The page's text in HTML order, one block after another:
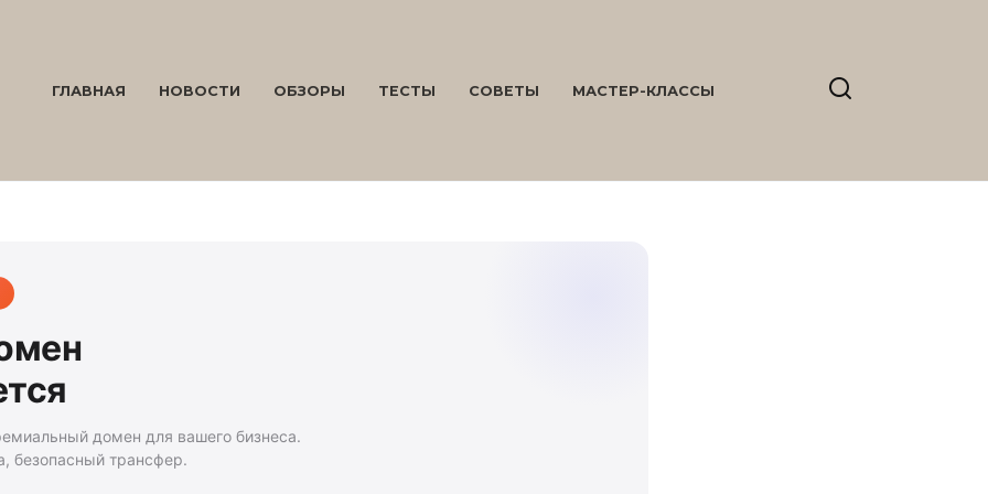
ГЛАВНАЯ НОВОСТИ ОБЗОРЫ ТЕСТЫ СОВЕТЫ МАСТЕР-КЛАССЫ
домен для вашего бизнеса.
безопасный трансфер.